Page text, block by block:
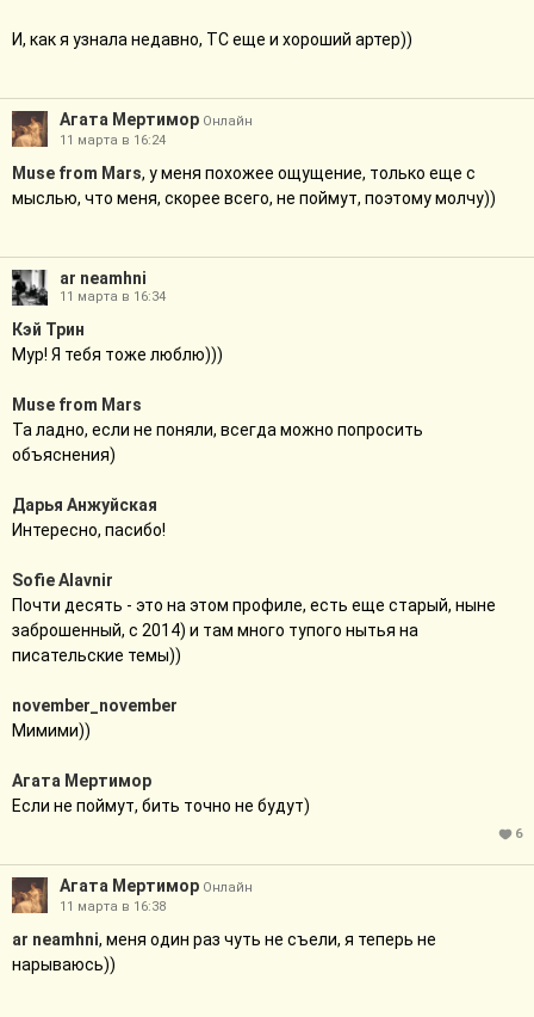
И, как я узнала недавно, ТС еще и хороший артер))
Агата Мертимор Онлайн
11 марта в 16:24
Muse from Mars, у меня похожее ощущение, только еще с
мыслью, что меня, скорее всего, не поймут, поэтому молчу))
ar neamhni
11 марта в 16:34
Кэй Трин
Мур! Я тебя тоже люблю)))
Muse from Mars
Та ладно, если не поняли, всегда можно попросить
объяснения)
Дарья Анжуйская
Интересно, пасибо!
Sofie Alavnir
Почти десять - это на этом профиле, есть еще старый, ныне
заброшенный, с 2014) и там много тупого нытья на
писательские темы))
november_november
Мимими))
Агата Мертимор
Если не поймут, бить точно не будут)
6
Агата Мертимор Онлайн
11 марта в 16:38
ar neamhni, меня один раз чуть не съели, я теперь не
нарываюсь))